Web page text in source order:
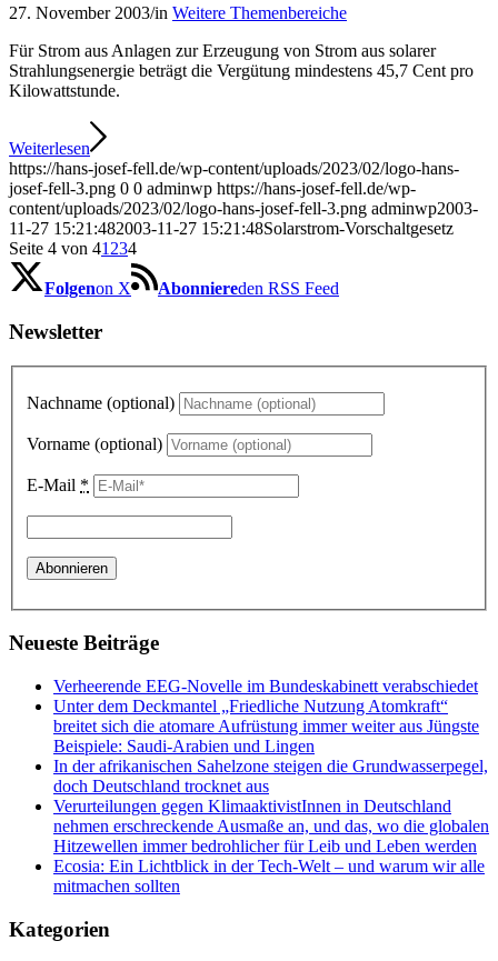
27. November 2003/in Weitere Themenbereiche
Für Strom aus Anlagen zur Erzeugung von Strom aus solarer
Strahlungsenergie beträgt die Vergütung mindestens 45,7 Cent pro
Kilowattstunde.
Weiterlesen
https://hans-josef-fell.de/wp-content/uploads/2023/02/logo-hans-
josef-fell-3.png 0 0 adminwp https://hans-josef-fell.de/wp-
content/uploads/2023/02/logo-hans-josef-fell-3.png adminwp2003-
11-27 15:21:482003-11-27 15:21:48Solarstrom-Vorschaltgesetz
Seite 4 von 41234
Folgenon X Abonniereden RSS Feed
Newsletter
Nachname (optional)
Vorname (optional)
E-Mail *
Neueste Beiträge
Verheerende EEG-Novelle im Bundeskabinett verabschiedet
Unter dem Deckmantel „Friedliche Nutzung Atomkraft“
breitet sich die atomare Aufrüstung immer weiter aus Jüngste
Beispiele: Saudi-Arabien und Lingen
In der afrikanischen Sahelzone steigen die Grundwasserpegel,
doch Deutschland trocknet aus
Verurteilungen gegen KlimaaktivistInnen in Deutschland
nehmen erschreckende Ausmaße an, und das, wo die globalen
Hitzewellen immer bedrohlicher für Leib und Leben werden
Ecosia: Ein Lichtblick in der Tech-Welt – und warum wir alle
mitmachen sollten
Kategorien